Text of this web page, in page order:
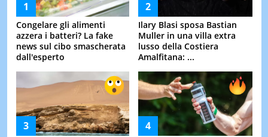
Congelare gli alimenti
azzera i batteri? La fake
news sul cibo smascherata
dall'esperto
Ilary Blasi sposa Bastian
Muller in una villa extra
lusso della Costiera
Amalfitana: ...